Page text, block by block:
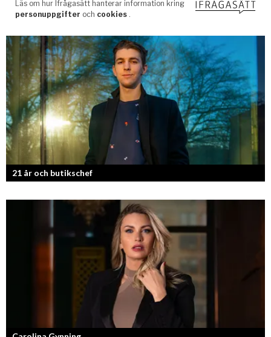
21 år och butikschef
Denis Manasiev Vukotic driver Teknikmagasinet mot nya framgångar!